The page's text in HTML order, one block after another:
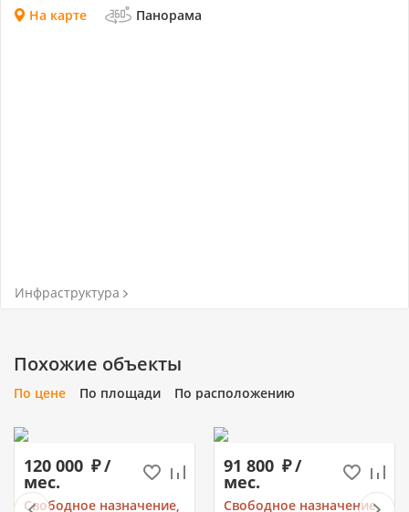
На карте Панорама
Инфраструктура
Похожие объекты
По цене По площади По расположению
120 000 /
мес.
Свободное назначение,
91 800 /
мес.
Свободное назначение,